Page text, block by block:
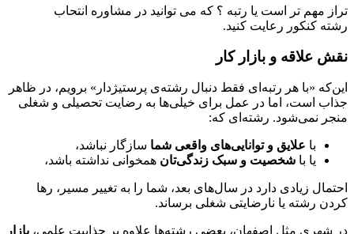
تراز مهم تر است یا رتبه ؟ که می توانید در مشاوره انتحاب
رشته کنکور رعایت کنید.
نقش علاقه و بازار کار
این‌که «با هر رتبه‌ای فقط دنبال رشته‌ی پرستیژدار» برویم، در ظاهر
جذاب است، اما در عمل برای خیلی‌ها به رضایت تحصیلی و شغلی
منجر نمی‌شود. رشته‌ای که:
با علایق و توانایی‌های واقعی شما سازگار نباشد،
یا با شخصیت و سبک زندگی‌تان همخوانی نداشته باشد،
احتمال زیادی دارد در سال‌های بعد، شما را به تغییر مسیر، رها
کردن رشته یا نارضایتی شغلی برساند.
در شهری مثل اصفهان، بعضی رشته‌ها علاوه بر جذابیت علمی، بازار